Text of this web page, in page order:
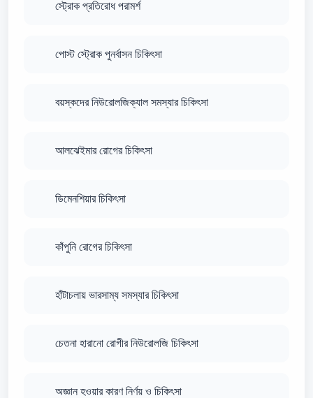
স্ট্রোক প্রতিরোধ পরামর্শ
পোস্ট স্ট্রোক পুনর্বাসন চিকিৎসা
বয়স্কদের নিউরোলজিক্যাল সমস্যার চিকিৎসা
আলঝেইমার রোগের চিকিৎসা
ডিমেনশিয়ার চিকিৎসা
কাঁপুনি রোগের চিকিৎসা
হাঁটাচলায় ভারসাম্য সমস্যার চিকিৎসা
চেতনা হারানো রোগীর নিউরোলজি চিকিৎসা
অজ্ঞান হওয়ার কারণ নির্ণয় ও চিকিৎসা